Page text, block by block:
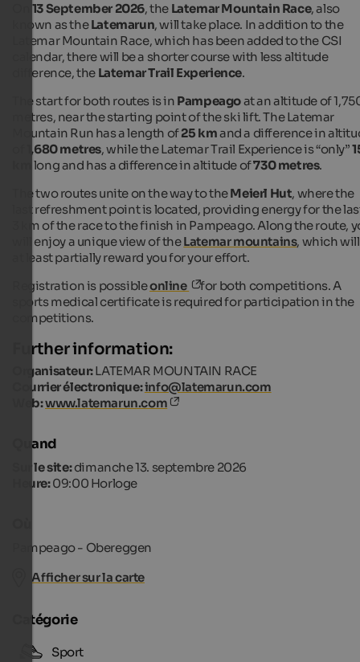
13 September 2026, the Latemar Mountain Race, also
known as theLatemarun, will take place. In addition to the
Latemar Mountain Race, which has been added to the CSI
calendar, there will be a shorter course with less altitude
difference, the Latemar Trail Experience.
The start for both routes is in Pampeagoat an altitude of
metres, near the starting point of the ski lift. The Latemar
Mountain Run has a length of25 kmand a difference in
1,680 metres, while the Latemar Trail Experience is “only”
long and has a difference in altitude of730 metres.
The two routes unite on the way to theMeierl Hut, where the
last refreshment point is located, providing energy for the
3 km of the race to the finish in Pampeago. Along the route,
will enjoy a unique view of theLatemar mountains, which will
at least partially reward you for your effort.
Registration is possibleonline
for both competitions. A
sports medical certificate is required for participation in the
competitions.
Further information:
Organisateur:LATEMAR MOUNTAIN RACE
Courrier électronique:info@latemarun.com
Web:www.latemarun.com
Quand
Sur le site:dimanche 13. septembre 2026
Heure:09:00 Horloge
Pampeago - Obereggen
Afficher sur la carte
Catégorie
Sport